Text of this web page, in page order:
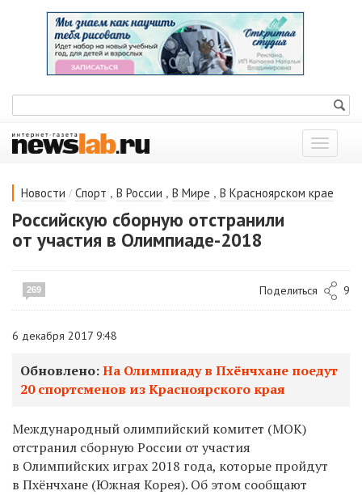
Показать
меню
Новости / Спорт , В России , В Мире , В Красноярском крае
Российскую сборную отстранили
от участия в Олимпиаде-2018
269 Поделиться 9
6 декабря 2017 9:48
Обновлено:На Олимпиаду в Пхёнчхане поедут
20 спортсменов из Красноярского края
Международный олимпийский комитет (МОК)
отстранил сборную России от участия
в Олимпийских играх 2018 года, которые пройдут
в Пхёнчхане (Южная Корея). Об этом сообщают